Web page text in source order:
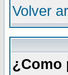
Volver
¿Como